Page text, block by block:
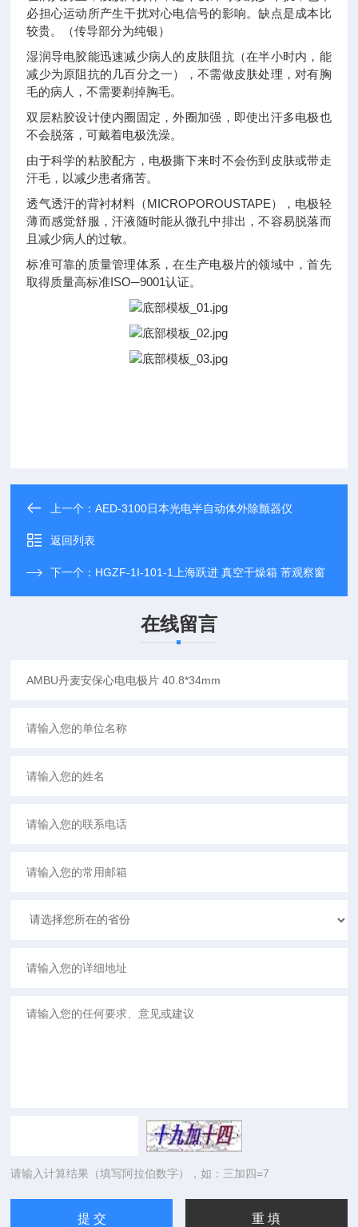
必担心运动所产生干扰对心电信号的影响。缺点是成本比
较贵。（传导部分为纯银）
湿润导电胶能迅速减少病人的皮肤阻抗（在半小时内，能
减少为原阻抗的几百分之一），不需做皮肤处理，对有胸
毛的病人，不需要剃掉胸毛。
双层粘胶设计使内圈固定，外圈加强，即使出汗多电极也
不会脱落，可戴着电极洗澡。
由于科学的粘胶配方，电极撕下来时不会伤到皮肤或带走
汗毛，以减少患者痛苦。
透气透汗的背衬材料（MICROPOROUSTAPE），电极轻
薄而感觉舒服，汗液随时能从微孔中排出，不容易脱落而
且减少病人的过敏。
标准可靠的质量管理体系，在生产电极片的领域中，首先
取得质量高标准ISO─9001认证。
上一个：AED-3100日本光电半自动体外除颤器仪
返回列表
下一个： HGZF-1I-101-1上海跃进 真空干燥箱 芾观察窗
在线留言
请输入计算结果（填写阿拉伯数字），如：三加四=7